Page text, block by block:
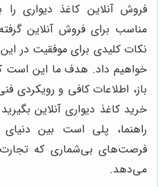
فروش آنلاین کاغذ دیواری را
مناسب برای فروش آنلاین
نکات کلیدی برای موفقیت در
خواهیم داد. هدف ما این است
باز، اطلاعات کافی و رویکردی
خرید کاغذ دیواری آنلاین
راهنما، پلی است بین
فرصت‌های بی‌شماری که تجارت
می‌دهد.